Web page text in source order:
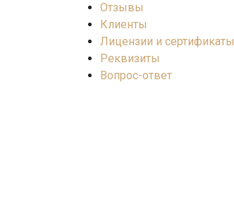
Отзывы
Клиенты
Лицензии и сертификаты
Реквизиты
Вопрос-ответ